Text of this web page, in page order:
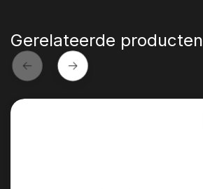
Gerelateerde producten